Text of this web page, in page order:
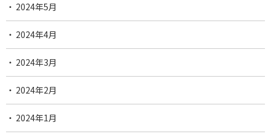
2024年5月
2024年4月
2024年3月
2024年2月
2024年1月